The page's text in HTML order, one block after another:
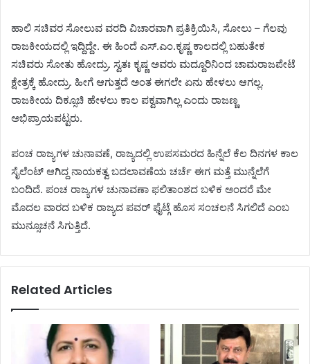
ಹಾಲಿ ಸಚಿವರ ಸೋಲುವ ವರದಿ ವಿಚಾರವಾಗಿ ಪ್ರತಿಕ್ರಿಯಿಸಿ, ಸೋಲು – ಗೆಲವು
ರಾಜಕೀಯದಲ್ಲಿ ಇದ್ದಿದ್ದೇ. ಈ ಹಿಂದೆ ಎಸ್.ಎಂ.ಕೃಷ್ಣ ಕಾಲದಲ್ಲಿ ಬಹುತೇಕ
ಸಚಿವರು ಸೋತು ಹೋದ್ರು. ಸ್ವತಃ ಕೃಷ್ಣ ಅವರು ಮದ್ದೂರಿನಿಂದ ಚಾಮರಾಜಪೇಟೆ
ಕ್ಷೇತ್ರಕ್ಕೆ ಹೋದ್ರು. ಹೀಗೆ ಆಗುತ್ತದೆ ಅಂತ ಈಗಲೇ ಏನು ಹೇಳಲು ಆಗಲ್ಲ‌.
ರಾಜಕೀಯ ದಿಕ್ಸೂಚಿ ಹೇಳಲು ಕಾಲ ಪಕ್ವವಾಗಿಲ್ಲ ಎಂದು ರಾಜಣ್ಣ
ಅಭಿಪ್ರಾಯಪಟ್ಟರು.
ಪಂಚ ರಾಜ್ಯಗಳ ಚುನಾವಣೆ, ರಾಜ್ಯದಲ್ಲಿ ಉಪಸಮರದ ಹಿನ್ನೆಲೆ ಕೆಲ ದಿನಗಳ ಕಾಲ
ಸೈಲೆಂಟ್ ಆಗಿದ್ದ ನಾಯಕತ್ವ ಬದಲಾವಣೆಯ ಚರ್ಚೆ ಈಗ ಮತ್ತೆ ಮುನ್ನೆಲೆಗೆ
ಬಂದಿದೆ. ಪಂಚ ರಾಜ್ಯಗಳ ಚುನಾವಣಾ ಫಲಿತಾಂಶದ ಬಳಿಕ ಅಂದರೆ ಮೇ
ಮೊದಲ ವಾರದ ಬಳಿಕ ರಾಜ್ಯದ ಪವರ್ ಫೈಟ್ಗೆ ಹೊಸ ಸಂಚಲನೆ ಸಿಗಲಿದೆ ಎಂಬ
ಮುನ್ಸೂಚನೆ ಸಿಗುತ್ತಿದೆ.
Related Articles